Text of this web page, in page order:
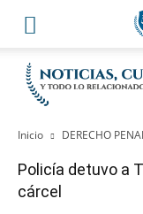
Inicio DERECHO
Policía detuvo a
cárcel